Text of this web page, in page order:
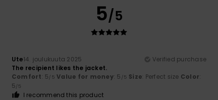
5/5
Ute14. joulukuuta 2025
Verified purchase
The recipient likes the jacket.
Comfort: 5/5 Value for money: 5 /5 Size: Perfect size Color:
5/5
I recommend this product